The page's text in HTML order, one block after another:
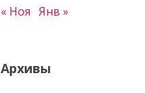
« Ноя Янв »
Архивы